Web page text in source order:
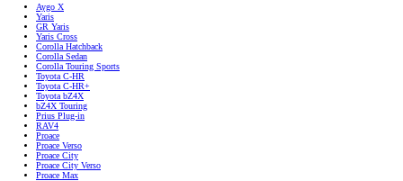
Aygo X
Yaris
GR Yaris
Yaris Cross
Corolla Hatchback
Corolla Sedan
Corolla Touring Sports
Toyota C-HR
Toyota C-HR+
Toyota bZ4X
bZ4X Touring
Prius Plug-in
RAV4
Proace
Proace Verso
Proace City
Proace City Verso
Proace Max